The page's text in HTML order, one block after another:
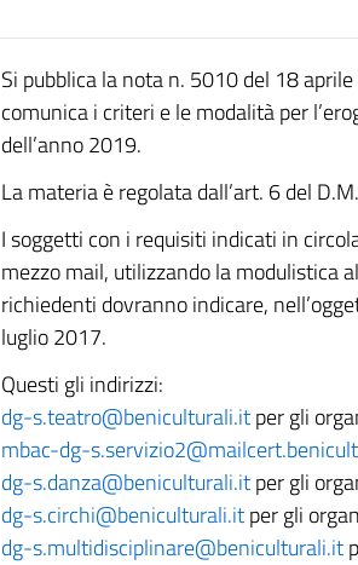
Si pubblica la nota n. 5010 del 18
comunica i criteri e le modalità per
dell’anno 2019.
La materia è regolata dall’art. 6 del
I soggetti con i requisiti indicati in
mezzo mail, utilizzando la modulistica
richiedenti dovranno indicare,
luglio 2017.
Questi gli indirizzi:
dg-s.teatro@beniculturali.itper gli
mbac-dg-
dg-s.danza@beniculturali.itper gli
dg-s.circhi@beniculturali.itper gli
dg-s.multidisciplinare@beniculturali.it